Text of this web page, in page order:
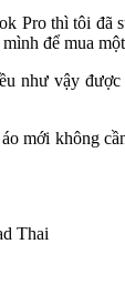
thì tôi đã
để mua
như vậy
mới không
Thai